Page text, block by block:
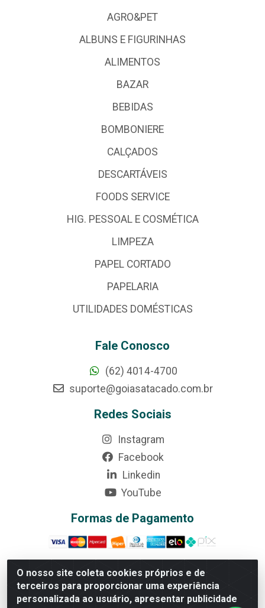
O nosso site coleta cookies próprios e de
terceiros para proporcionar uma experiência
personalizada ao usuário, apresentar publicidade
AGRO&PET
ALBUNS E FIGURINHAS
ALIMENTOS
BAZAR
BEBIDAS
BOMBONIERE
CALÇADOS
DESCARTÁVEIS
FOODS SERVICE
HIG. PESSOAL E COSMÉTICA
LIMPEZA
PAPEL CORTADO
PAPELARIA
UTILIDADES DOMÉSTICAS
Fale Conosco
(62) 4014-4700
suporte@goiasatacado.com.br
Redes Sociais
Instagram
Facebook
Linkedin
YouTube
Formas de Pagamento
Rede Brasil - Avenida Universitária, nº 3860, Jardim das
Américas II Etapa - Anápolis/GO - CEP 75070-415 -